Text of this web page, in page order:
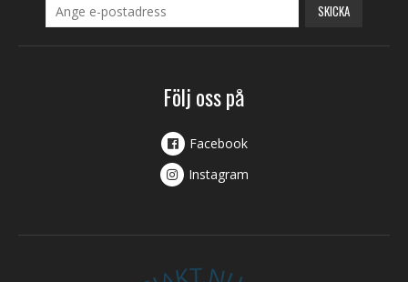
SKICKA
Följ oss på
Facebook
Instagram